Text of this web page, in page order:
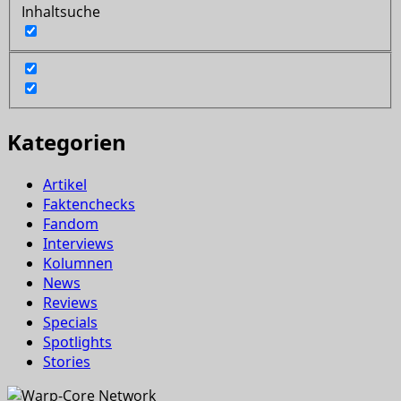
Inhaltsuche
Kategorien
Artikel
Faktenchecks
Fandom
Interviews
Kolumnen
News
Reviews
Specials
Spotlights
Stories